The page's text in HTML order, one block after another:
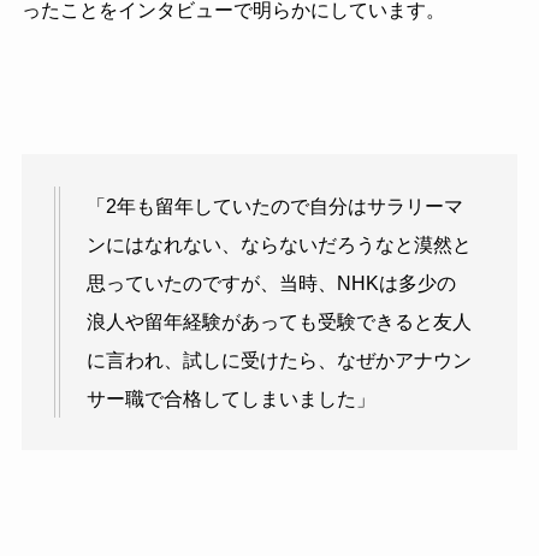
ったことをインタビューで明らかにしています。
「2年も留年していたので自分はサラリーマ
ンにはなれない、ならないだろうなと漠然と
思っていたのですが、当時、NHKは多少の
浪人や留年経験があっても受験できると友人
に言われ、試しに受けたら、なぜかアナウン
サー職で合格してしまいました」